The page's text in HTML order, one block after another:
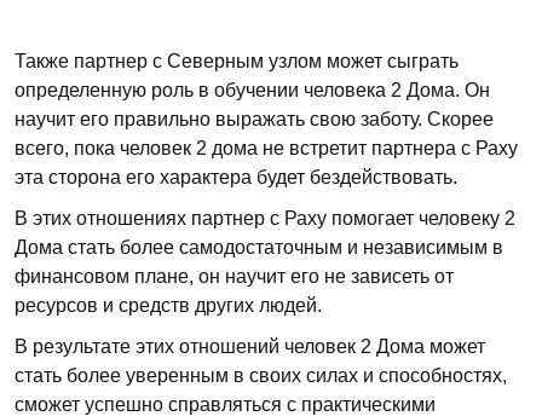
Также партнер с Северным узлом может сыграть
определенную роль в обучении человека 2 Дома. Он
научит его правильно выражать свою заботу. Скорее
всего, пока человек 2 дома не встретит партнера с Раху
эта сторона его характера будет бездействовать.
В этих отношениях партнер с Раху помогает человеку 2
Дома стать более самодостаточным и независимым в
финансовом плане, он научит его не зависеть от
ресурсов и средств других людей.
В результате этих отношений человек 2 Дома может
стать более уверенным в своих силах и способностях,
сможет успешно справляться с практическими